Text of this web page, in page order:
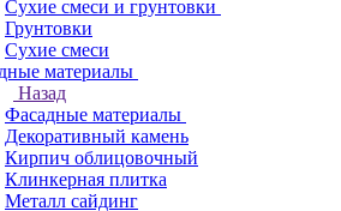
Сухие смеси и грунтовки
Грунтовки
Сухие смеси
материалы
Назад
Фасадные материалы
Декоративный камень
Кирпич облицовочный
Клинкерная плитка
Металл сайдинг